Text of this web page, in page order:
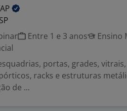
Entre 1 e 3 anos
Ensino
portas, grades,
racks e estruturas
de ...